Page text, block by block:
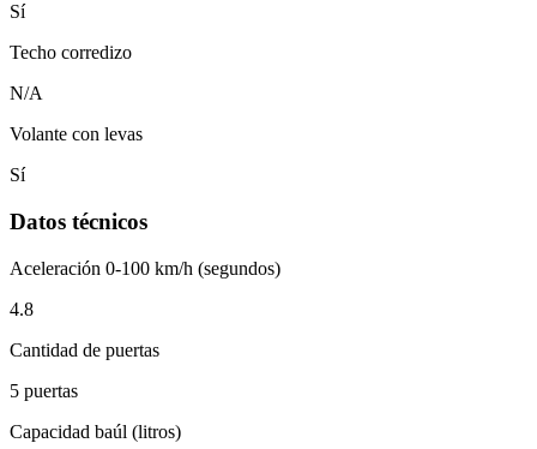
Sí
Techo corredizo
N/A
Volante con levas
Sí
Datos técnicos
Aceleración 0-100 km/h (segundos)
4.8
Cantidad de puertas
5 puertas
Capacidad baúl (litros)